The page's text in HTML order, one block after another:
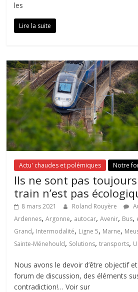
les
Lire la suite
Actu' chaudes et polémiques Notre
Ils ne sont pas toujours
train n’est pas
8 mars 2021 Roland Rouyère
Ardennes,Argonne, autocar,Avenir, Bus,
Grand, Intermodalité, Ligne 5, Marne,
Sainte-Ménehould, Solutions,transports,
Nous avons le devoir d’être objectif
forum de discussion, des éléments
contradiction!… Voir sur